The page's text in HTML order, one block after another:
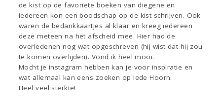
de kist op de favoriete boeken van diegene en
iedereen kon een boodschap op de kist schrijven. Ook
waren de bedankkaartjes al klaar en kreeg iedereen
deze meteen na het afscheid mee. Hier had de
overledenen nog wat opgeschreven (hij wist dat hij zou
te komen overlijden). Vond ik heel mooi.
Mocht je instagram hebben kan je voor inspiratie en
wat allemaal kan eens zoeken op Iede Hoorn.
Heel veel sterkte!